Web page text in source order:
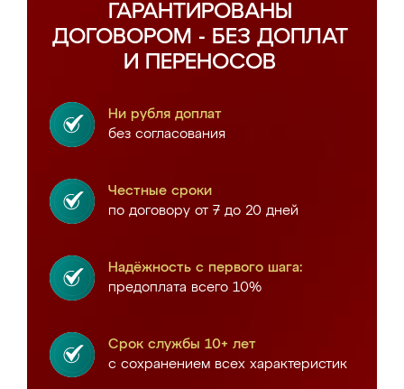
ГАРАНТИРОВАНЫ
ДОГОВОРОМ - БЕЗ ДОПЛАТ
И ПЕРЕНОСОВ
Ни рубля доплат
без согласования
Честные сроки
по договору от 7 до 20 дней
Надёжность с первого шага:
предоплата всего 10%
Срок службы 10+ лет
с сохранением всех характеристик